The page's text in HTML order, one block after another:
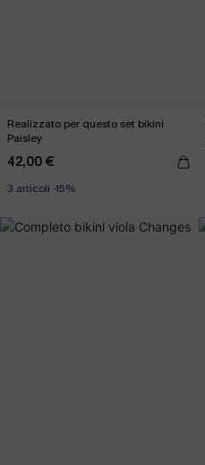
Realizzato per questo set bikini
Paisley
42,00 €
3 articoli -15%